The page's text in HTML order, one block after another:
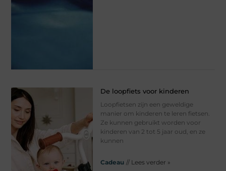
De loopfiets voor kinderen
Loopfietsen zijn een geweldige
manier om kinderen te leren fietsen.
Ze kunnen gebruikt worden voor
kinderen van 2 tot 5 jaar oud, en ze
kunnen
Cadeau // Lees verder »